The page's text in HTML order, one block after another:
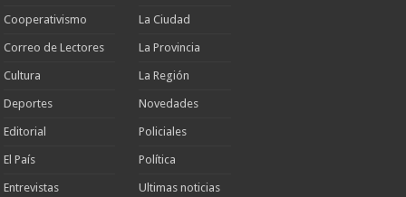
Cooperativismo
Correo de Lectores
Cultura
Deportes
Editorial
El País
Entrevistas
La Ciudad
La Provincia
La Región
Novedades
Policiales
Política
Ultimas noticias